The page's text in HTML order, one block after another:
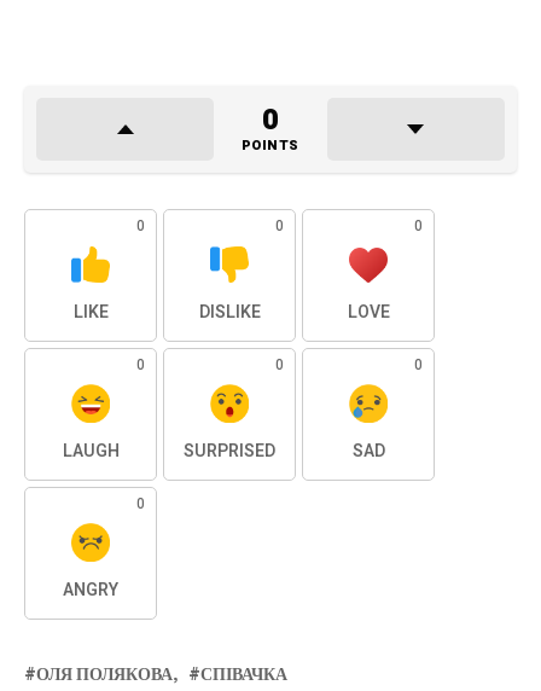
0
POINTS
0
LIKE
0
DISLIKE
0
LOVE
0
LAUGH
0
SURPRISED
0
SAD
0
ANGRY
ОЛЯ ПОЛЯКОВА СПІВАЧКА